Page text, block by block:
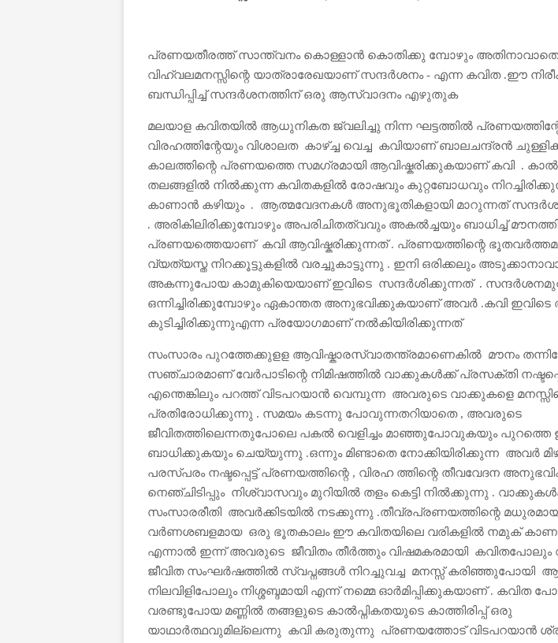
പ്രണയതീരത്ത് സാന്ത്വനം കൊള്ളാൻ കൊതിക്കു മ്പോഴും
വിഹ്വലമനസ്സിന്റെ യാത്രാരേഖയാണ് സന്ദർശനം - എന്ന കവിത .ഈ
ബന്ധിപ്പിച്ച് സന്ദർശനത്തിന് ഒരു ആസ്വാദനം എഴുതുക
മലയാള കവിതയിൽ ആധുനികത ജ്വലിച്ചു നിന്ന ഘട്ടത്തിൽ
വിരഹത്തിന്റേയും വിശാലത കാഴ്ച്ച വെച്ച കവിയാണ് ബാലചന്ദ്രൻ
കാലത്തിന്റെ പ്രണയത്തെ സമഗ്രമായി ആവിഷ്കരിക്കുകയാണ് കവി .
തലങ്ങളിൽ നിൽക്കുന്ന കവിതകളിൽ രോഷവും കുറ്റബോധവും
കാണാൻ കഴിയും . ആത്മവേദനകൾ അനുഭൂതികളായി മാറുന്നത്
. അരികിലിരിക്കുമ്പോഴും അപരിചിതത്വവും അകൽച്ചയും ബാധിച്ച്
പ്രണയത്തെയാണ് കവി ആവിഷ്കരിക്കുന്നത് . പ്രണയത്തിന്റെ
വ്യത്യസ്ത നിറക്കൂട്ടുകളിൽ വരച്ചുകാട്ടുന്നു . ഇനി ഒരിക്കലും
അകന്നുപോയ കാമുകിയെയാണ് ഇവിടെ സന്ദർശിക്കുന്നത് .
ഒന്നിച്ചിരിക്കുമ്പോഴും ഏകാന്തത അനുഭവിക്കുകയാണ്അവർ .കവി
കുടിച്ചിരിക്കുന്നുഎന്ന പ്രയോഗമാണ് നൽകിയിരിക്കുന്നത്
സംസാരം പുറത്തേക്കുളള ആവിഷ്കാരസ്വാതന്ത്രമാണെകിൽ മൗനം
സഞ്ചാരമാണ്വേർപാടിന്റെ നിമിഷത്തിൽ വാക്കുകൾക്ക് പ്രസക്തി
എന്തെങ്കിലും പറത്ത് വിടപറയാൻ വെമ്പുന്ന അവരുടെ വാക്കുകളെ
പ്രതിരോധിക്കുന്നു . സമയം കടന്നു പോവുന്നതറിയാതെ , അവരുടെ
ജീവിതത്തിലെന്നതുപോലെ പകൽ വെളിച്ചം മാഞ്ഞുപോവുകയും പുറത്തെ
ബാധിക്കുകയും ചെയ്യുന്നു .ഒന്നും മിണ്ടാതെ നോക്കിയിരിക്കുന്ന അവർ
പരസ്പരം നഷ്ടപ്പെട്ട് പ്രണയത്തിന്റെ , വിരഹ ത്തിന്റെ തീവവേദന
നെഞ്ചിടിപ്പും നിശ്വാസവും മുറിയിൽ തളം കെട്ടി നിൽക്കുന്നു .
സംസാരരീതി അവർക്കിടയിൽ നടക്കുന്നു .തീവ്രപ്രണയത്തിന്റെ
വർണശബളമായ ഒരു ഭൂതകാലം ഈ കവിതയിലെ വരികളിൽ നമുക്
എന്നാൽ ഇന്ന് അവരുടെ ജീവിതം തീർത്തും വിഷമകരമായി
ജീവിത സംഘർഷത്തിൽ സ്വപ്നങ്ങൾ നിറച്ചുവച്ച മനസ്സ് കരിഞ്ഞുപോയി
നിലവിളിപോലും നിശ്ശബ്ദമായി എന്ന് നമ്മെ ഓർമിപ്പിക്കുകയാണ് . കവിത
വരണ്ടുപോയ മണ്ണിൽ തങ്ങളുടെ കാൽപ്നികതയുടെ കാത്തിരിപ്പ് ഒരു
യാഥാർത്ഥവുമില്ലെന്നു കവി കരുതുന്നു
പ്രണയത്തോട് വിടപറയാൻ